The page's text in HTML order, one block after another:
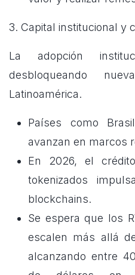
3. Capital institucional y
La adopción
desbloqueando
Latinoamérica.
Países como
avanzan en marcos
En 2026, el
tokenizados
blockchains.
Se espera que los
escalen más allá
alcanzando entre